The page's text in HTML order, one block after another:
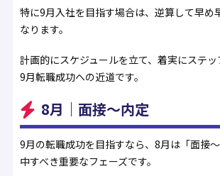
特に9月入社を目指す場合は、逆算して早め
なります。
計画的にスケジュールを立て、着実にステッ
9月転職成功への近道です。
8月｜面接〜内定
9月の転職成功を目指すなら、8月は「面接
中すべき重要なフェーズです。